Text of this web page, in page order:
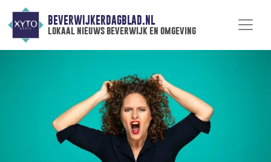
BEVERWIJKERDAGBLAD.NL
lokaal nieuws beverwijk en omgeving